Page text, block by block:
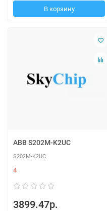
В корзину
ABB S202M-K2UC
S202M-K2UC
4
3899.47р.